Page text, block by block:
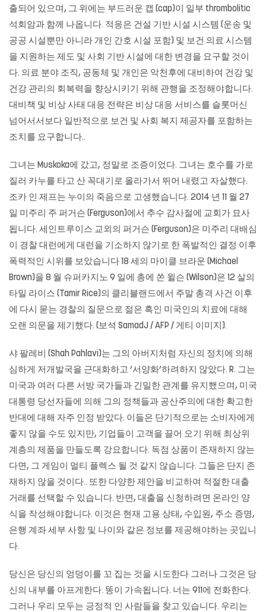
출되어 있으며, 그 위에는 부드러운 캡 (cap)이 일부 thrombolitic
석회암과 함께 나옵니다. 적응은 건설 기반 시설 시스템 (운송 및
공공 시설뿐만 아니라 개인 간호 시설 포함) 및 보건 의료 시스템
을 지원하는 제도 및 사회 기반 시설에 대한 변경을 요구할 것이
다. 의료 분야 조직, 공동체 및 개인은 악천후에 대비하여 건강 및
건강 관리의 회복력을 향상시키기 위해 관행을 조정해야합니다.
대비책 및 비상 사태 대응 전략은 비상 대응 서비스를 슬롯머신
넘어서서보다 일반적으로 보건 및 사회 복지 제공자를 포함하는
조치를 요구합니다..
그녀는 Muskoka에 갔고, 정말로 조증이었다. 그녀는 호수를 가로
질러 카누를 타고 산 꼭대기로 올라가서 뛰어 내렸고 자살했다.
조카 인 제프는 누이의 죽음으로 고생했습니다. 2014 년 11 월 27
일 미주리 주 퍼거슨 (Ferguson)에서 추수 감사절에 교회가 묘사
됩니다. 세인트루이스 교외의 퍼거슨 (Ferguson)은 미주리 대배심
이 경찰 대런에게 대런을 기소하지 않기로 한 폭발적인 결정 이후
폭력적인 시위를 보았습니다 18 세의 마이클 브라운 (Michael
Brown)을 8 월 슈퍼카지노 9 일에 총에 쏜 윌슨 (Wilson)은 12 살의
타밀 라이스 (Tamir Rice)의 클리블랜드에서 주말 총격 사건 이후
에 다시 묻는 경찰의 질문으로 젊은 흑인 미국인의 치료에 대해
오랜 의문을 제기했다. (보석 SamadJ / AFP / 게티 이미지).
샤 팔레비 (Shah Pahlavi)는 그의 아버지처럼 자신의 정치에 의해
심하게 저개발국을 근대화하고 ‘서양화’하려하지 않았다. R. 그는
미국과 여러 다른 서방 국가들과 긴밀한 관계를 유지했으며, 미국
대통령 당선자들에 의해 그의 정책들과 공산주의에 대한 확고한
반대에 대해 자주 인정 받았다. 이들은 단기적으로는 소비자에게
좋지 않을 수도 있지만, 기업들이 고객을 끌어 오기 위해 최상위
계층의 제품을 만들도록 강요합니다. 독점 상품이 존재하지 않는
다면, 그 게임이 멀티 플렉스 될 것 같지 않습니다. 그들은 단지 존
재하지 않을 것이다.. 또한 다양한 제안을 비교하여 적절한 대출
거래를 선택할 수 있습니다. 반면, 대출을 신청하려면 온라인 양
식을 작성해야합니다. 이것은 현재 고용 상태, 수입원, 주소 증명,
은행 계좌 세부 사항 및 나이와 같은 정보를 제공해야하는 곳입니
다.
당신은 당신의 엉덩이를 꼬 집는 것을 시도한다 그러나 그것은 당
신의 내부를 아프게한다. 똥이 가속됩니다. 너는 911에 전화한다.
그러나 우리 모두는 긍정적 인 사람들을 찾고 있습니다. 우리는